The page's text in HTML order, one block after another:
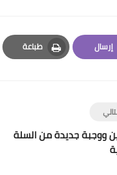
إرسال
Email
طباعة
Print
ووجبة جديدة من السلة